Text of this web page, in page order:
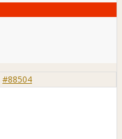
#88504